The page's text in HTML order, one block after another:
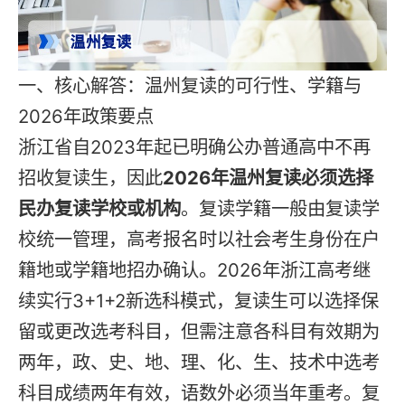
一、核心解答：温州复读的可行性、学籍与
2026年政策要点
浙江省自2023年起已明确公办普通高中不再
招收复读生，因此2026年温州复读必须选择
民办复读学校或机构。复读学籍一般由复读学
校统一管理，高考报名时以社会考生身份在户
籍地或学籍地招办确认。2026年浙江高考继
续实行3+1+2新选科模式，复读生可以选择保
留或更改选考科目，但需注意各科目有效期为
两年，政、史、地、理、化、生、技术中选考
科目成绩两年有效，语数外必须当年重考。复